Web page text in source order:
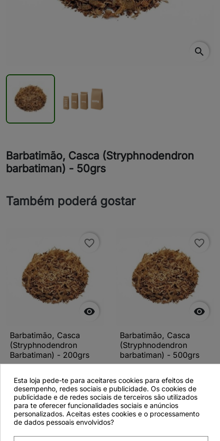
search
Barbatimão, Casca (Stryphnodendron
barbatiman) - 50grs
Também poderá gostar

favorite_border
Barbatimão, Casca
(Stryphnodendron
Barbatiman) - 200grs
Ver detalhes

favorite_border
Barbatimão, Casca
(Stryphnodendron
barbatiman) - 500grs
Ver detalhes
Esta loja pede-te para aceitares cookies para efeitos de
desempenho, redes sociais e publicidade. Os cookies de
publicidade e de redes sociais de terceiros são utilizados
para te oferecer funcionalidades sociais e anúncios
personalizados. Aceitas estes cookies e o processamento
de dados pessoais envolvidos?